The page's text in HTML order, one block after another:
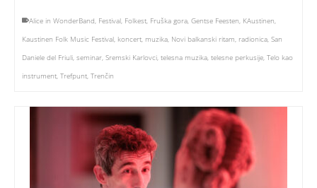
Alice in WonderBand, Festival, Folkest, Fruška gora, Gentse Feesten, KAustinen,
Kaustinen Folk Music Festival, koncert, muzika, Novi balkanski ritam, radionica, San
Daniele del Friuli, seminar, Sremski Karlovci, telesna muzika, telesne perkusije, Telo kao
instrument, Trefpunt, Trenčin